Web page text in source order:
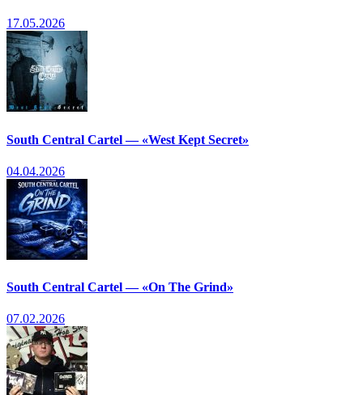
17.05.2026
South Central Cartel — «West Kept Secret»
04.04.2026
South Central Cartel — «On The Grind»
07.02.2026